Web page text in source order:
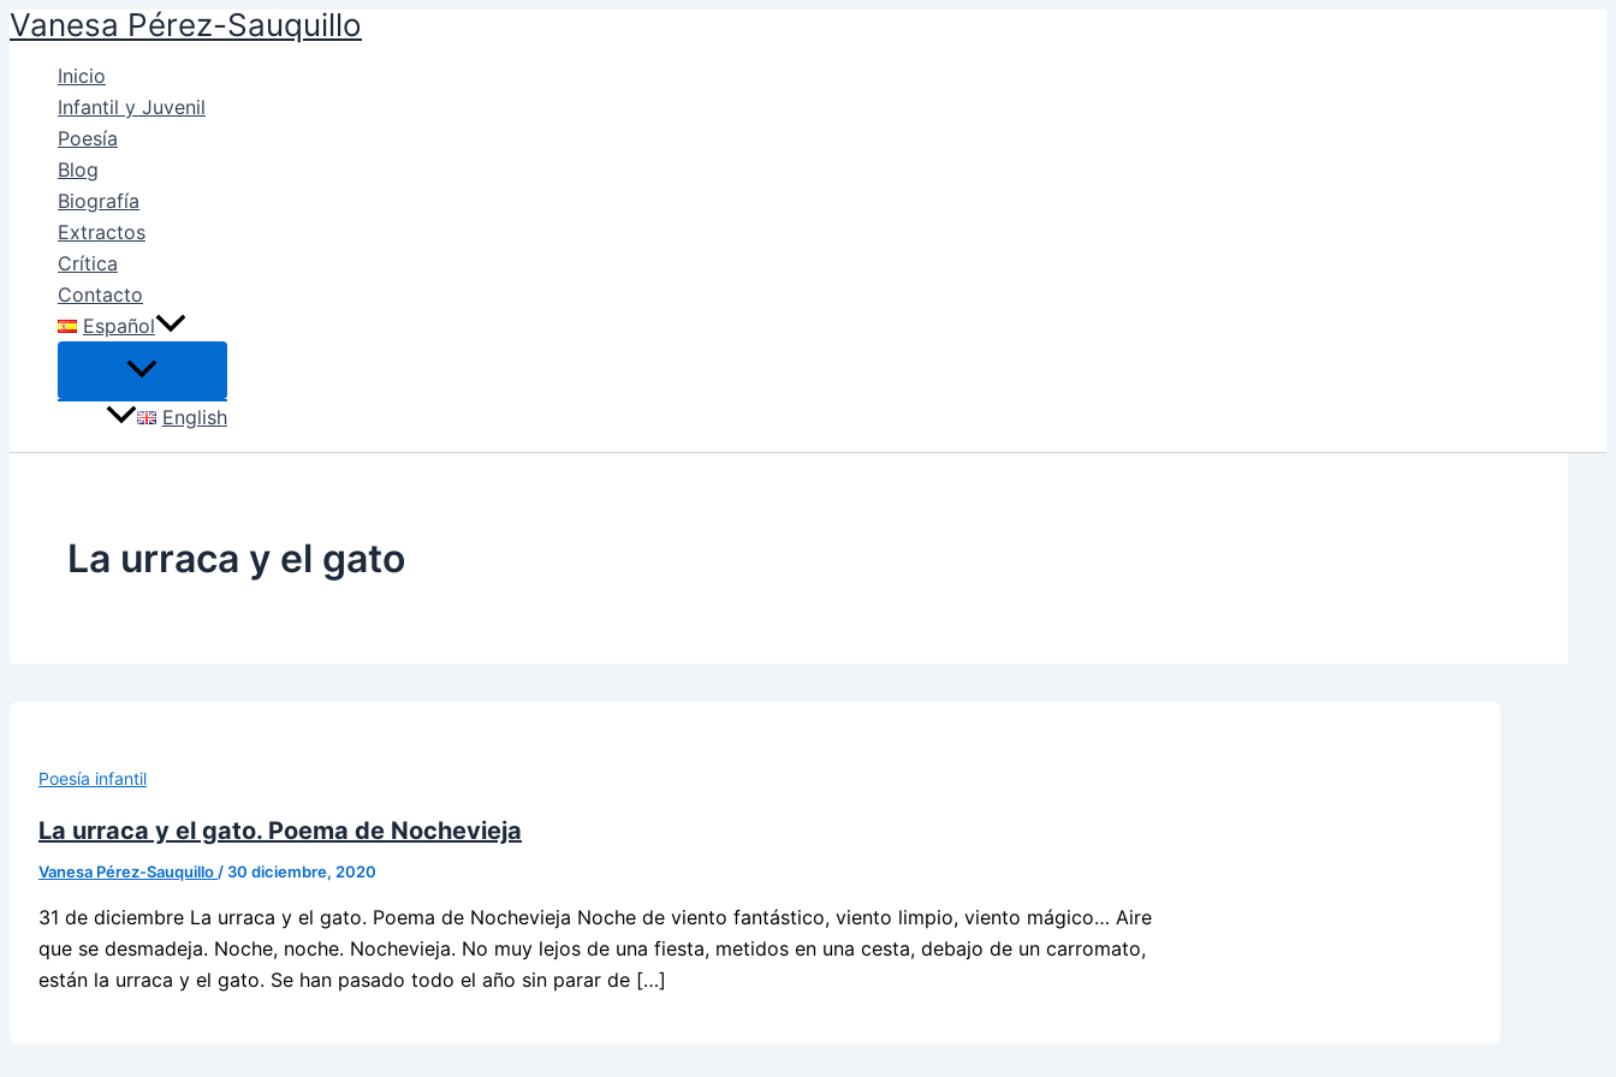
Ir
contenido
Vanesa Pérez-Sauquillo
Inicio
Infantil y Juvenil
Poesía
Blog
Biografía
Extractos
Crítica
Contacto
Español
English
La urraca y el gato
Poesía infantil
La urraca y el gato. Poema de Nochevieja
Vanesa Pérez-Sauquillo / 30 diciembre, 2020
31 de diciembre La urraca y el gato. Poema de Nochevieja Noche de viento fantástico, viento limpio, viento mágico… Aire
que se desmadeja. Noche, noche. Nochevieja. No muy lejos de una fiesta, metidos en una cesta, debajo de un carromato,
están la urraca y el gato. Se han pasado todo el año sin parar de […]